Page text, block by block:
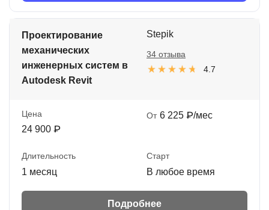
Проектирование
механических
инженерных систем в
Autodesk Revit
Stepik
4.7
34 отзыва
Цена
24 900 ₽
От 6 225 ₽/мес
Длительность
1 месяц
Старт
В любое время
Подробнее